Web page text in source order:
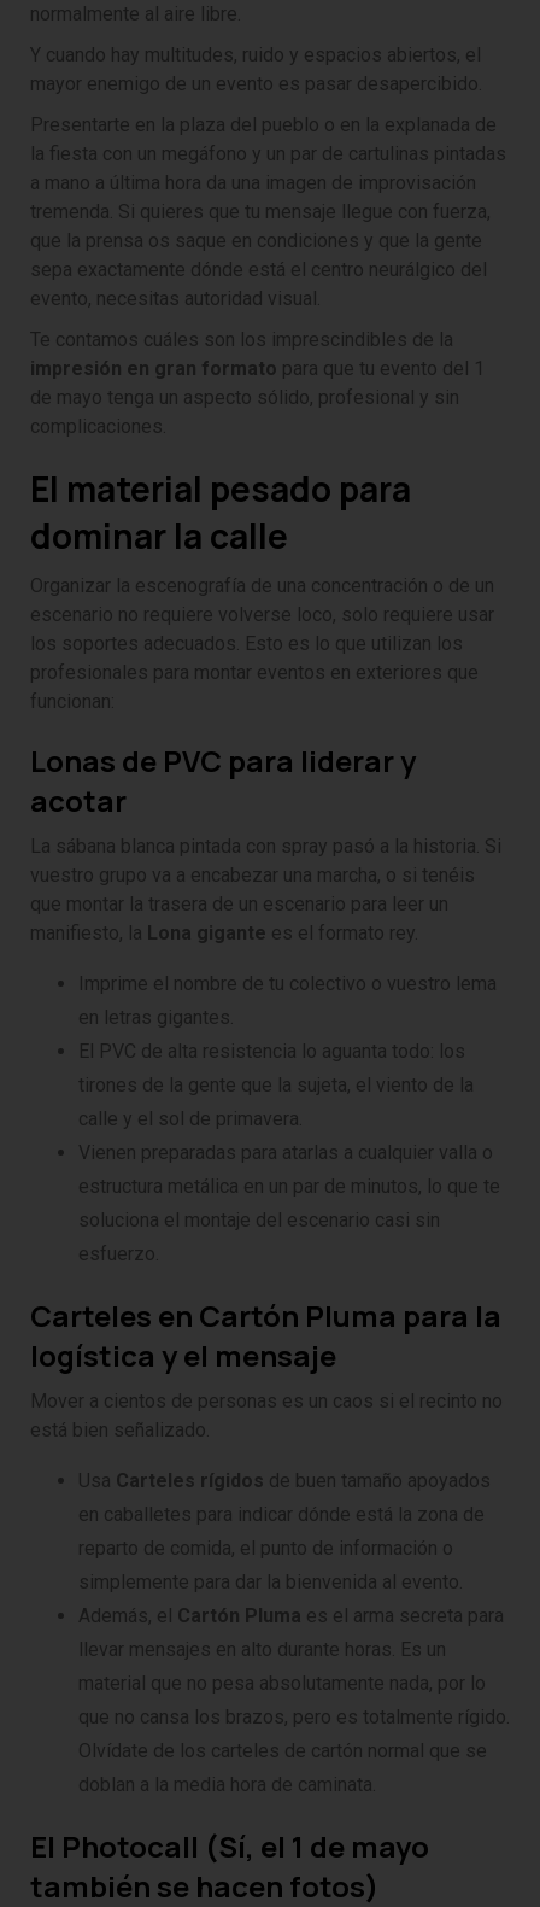
normalmente al aire libre.
Y cuando hay multitudes, ruido y espacios abiertos, el
mayor enemigo de un evento es pasar desapercibido.
Presentarte en la plaza del pueblo o en la explanada de
la fiesta con un megáfono y un par de cartulinas pintadas
a mano a última hora da una imagen de improvisación
tremenda. Si quieres que tu mensaje llegue con fuerza,
que la prensa os saque en condiciones y que la gente
sepa exactamente dónde está el centro neurálgico del
evento, necesitas autoridad visual.
Te contamos cuáles son los imprescindibles de la
impresión en gran formato para que tu evento del 1
de mayo tenga un aspecto sólido, profesional y sin
complicaciones.
El material pesado para
dominar la calle
Organizar la escenografía de una concentración o de un
escenario no requiere volverse loco, solo requiere usar
los soportes adecuados. Esto es lo que utilizan los
profesionales para montar eventos en exteriores que
funcionan:
Lonas de PVC para liderar y
acotar
La sábana blanca pintada con spray pasó a la historia. Si
vuestro grupo va a encabezar una marcha, o si tenéis
que montar la trasera de un escenario para leer un
manifiesto, la Lona gigante es el formato rey.
Imprime el nombre de tu colectivo o vuestro lema
en letras gigantes.
El PVC de alta resistencia lo aguanta todo: los
tirones de la gente que la sujeta, el viento de la
calle y el sol de primavera.
Vienen preparadas para atarlas a cualquier valla o
estructura metálica en un par de minutos, lo que te
soluciona el montaje del escenario casi sin
esfuerzo.
Carteles en Cartón Pluma para la
logística y el mensaje
Mover a cientos de personas es un caos si el recinto no
está bien señalizado.
Usa Carteles rígidos de buen tamaño apoyados
en caballetes para indicar dónde está la zona de
reparto de comida, el punto de información o
simplemente para dar la bienvenida al evento.
Además, el Cartón Pluma es el arma secreta para
llevar mensajes en alto durante horas. Es un
material que no pesa absolutamente nada, por lo
que no cansa los brazos, pero es totalmente rígido.
Olvídate de los carteles de cartón normal que se
doblan a la media hora de caminata.
El Photocall (Sí, el 1 de mayo
también se hacen fotos)